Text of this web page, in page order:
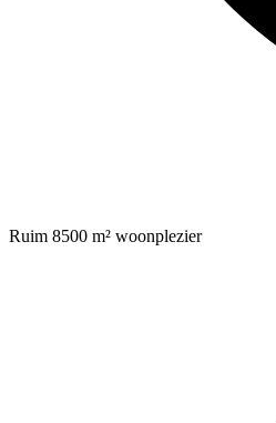
Ruim 8500 m² woonplezier